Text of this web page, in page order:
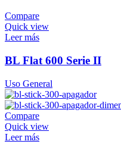
Compare
Quick view
Leer más
BL Flat 600 Serie II
Uso General
Compare
Quick view
Leer más